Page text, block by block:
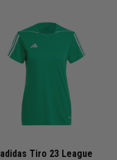
adidas Tiro 23 League